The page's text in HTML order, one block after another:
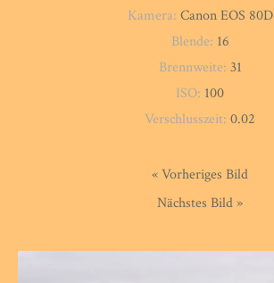
Kamera: Canon EOS 80D
Blende: 16
Brennweite: 31
ISO: 100
Verschlusszeit: 0.02
« Vorheriges Bild
Nächstes Bild »